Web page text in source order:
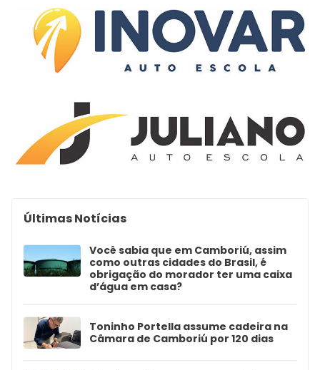
Últimas Notícias
Você sabia que em Camboriú, assim
como outras cidades do Brasil, é
obrigação do morador ter uma caixa
d’água em casa?
Toninho Portella assume cadeira na
Câmara de Camboriú por 120 dias